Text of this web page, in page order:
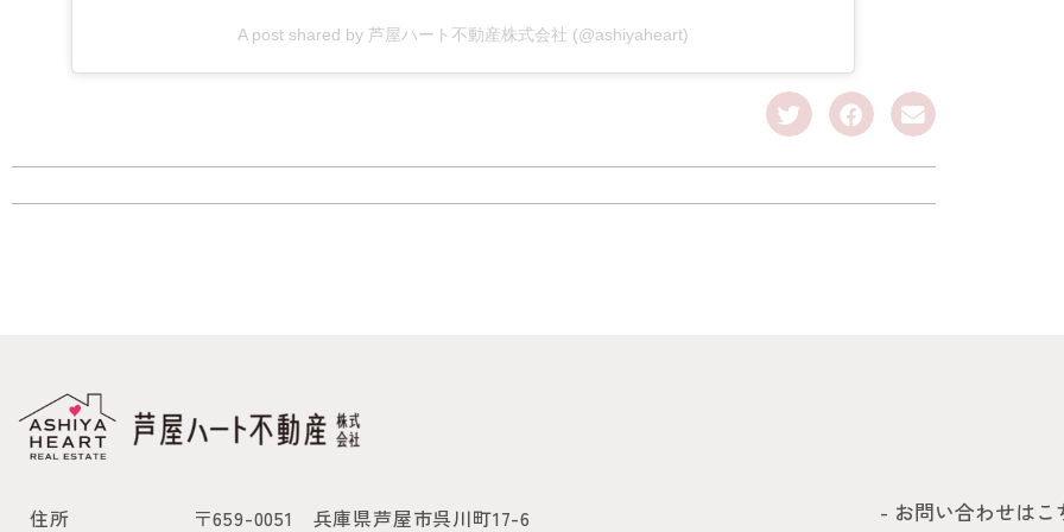
A post shared by 芦屋ハート不動産株式会社 (@ashiyaheart)
住所 〒659-0051 兵庫県芦屋市呉川町17-6 - お問い合わせはこ